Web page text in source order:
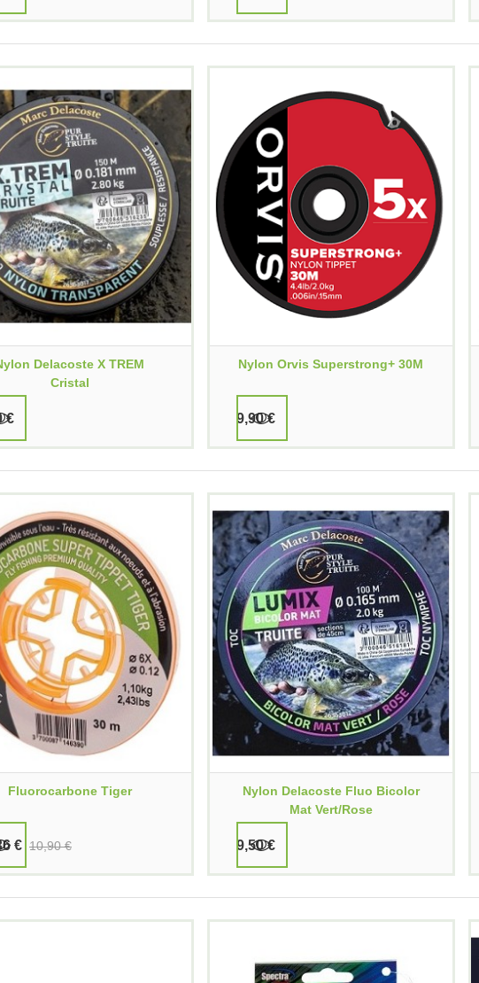
Delacoste X TREM
Cristal
€
Nylon Orvis Superstrong+ 30M
9,90 €
Fluorocarbone Tiger
€ 10,90 €
Nylon Delacoste Fluo Bicolor
Mat Vert/Rose
9,50 €